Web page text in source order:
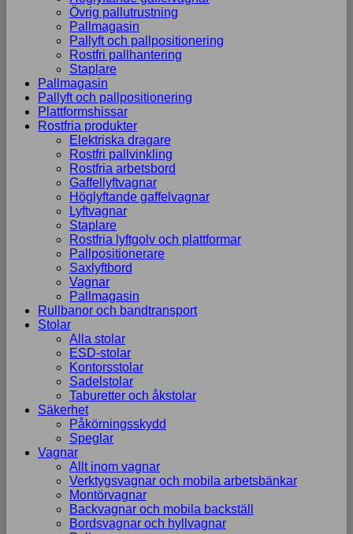
Övrig pallutrustning
Pallmagasin
Pallyft och pallpositionering
Rostfri pallhantering
Staplare
Pallmagasin
Pallyft och pallpositionering
Plattformshissar
Rostfria produkter
Elektriska dragare
Rostfri pallvinkling
Rostfria arbetsbord
Gaffellyftvagnar
Höglyftande gaffelvagnar
Lyftvagnar
Staplare
Rostfria lyftgolv och plattformar
Pallpositionerare
Saxlyftbord
Vagnar
Pallmagasin
Rullbanor och bandtransport
Stolar
Alla stolar
ESD-stolar
Kontorsstolar
Sadelstolar
Taburetter och åkstolar
Säkerhet
Påkörningsskydd
Speglar
Vagnar
Allt inom vagnar
Verktygsvagnar och mobila arbetsbänkar
Montörvagnar
Backvagnar och mobila backställ
Bordsvagnar och hyllvagnar